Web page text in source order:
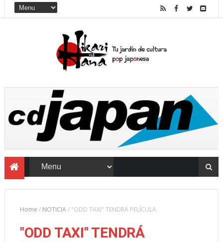
Home / NOTICIA/ "ODD TAXI" TENDRÁ PELÍCULA
"ODD TAXI" TENDRÁ